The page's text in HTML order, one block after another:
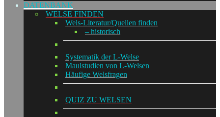
DATENBANK
WELSE FINDEN
Wels-Literatur/Quellen finden
– historisch
Systematik der L-Welse
Maulstudien von L-Welsen
Häufige Welsfragen
QUIZ ZU WELSEN